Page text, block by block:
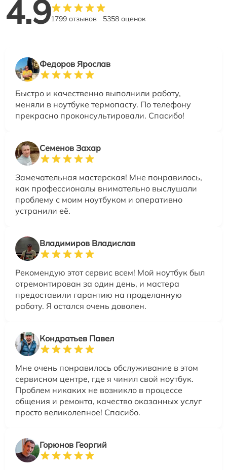
4.91799 отзывов 5358 оценок
Федоров Ярослав
Быстро и качественно выполнили работу,
меняли в ноутбуке термопасту. По телефону
прекрасно проконсультировали. Спасибо!
Семенов Захар
Замечательная мастерская! Мне понравилось,
как профессионалы внимательно выслушали
проблему с моим ноутбуком и оперативно
устранили её.
Владимиров Владислав
Рекомендую этот сервис всем! Мой ноутбук был
отремонтирован за один день, и мастера
предоставили гарантию на проделанную
работу. Я остался очень доволен.
Кондратьев Павел
Мне очень понравилось обслуживание в этом
сервисном центре, где я чинил свой ноутбук.
Проблем никаких не возникло в процессе
общения и ремонта, качество оказанных услуг
просто великолепное! Спасибо.
Горюнов Георгий